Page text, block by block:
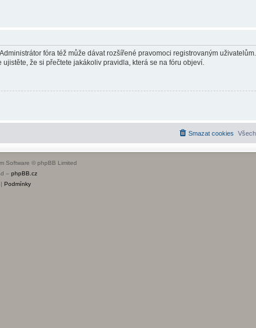
fóra též může dávat rozšířené pravomoci registrovaným
že si přečtete jakákoliv pravidla, která se na fóru objeví.
Smazat cookies
Software © phpBB Limited
– phpBB.cz
Podmínky